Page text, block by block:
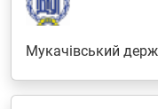
Мукачівський